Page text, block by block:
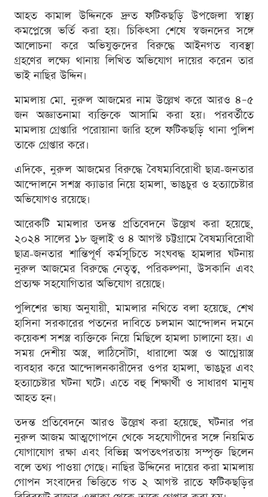
আহত কামাল উদ্দিনকে দ্রুত ফটিকছড়ি উপজেলা স্বাস্থ্য
কমপ্লেক্সে ভর্তি করা হয়। চিকিৎসা শেষে স্বজনদের সঙ্গে
আলোচনা করে অভিযুক্তদের বিরুদ্ধে আইনগত ব্যবস্থা
গ্রহণের লক্ষ্যে থানায় লিখিত অভিযোগ দায়ের করেন তার
ভাই নাছির উদ্দিন।
মামলায় মো. নুরুল আজমের নাম উল্লেখ করে আরও ৪–৫
জন অজ্ঞাতনামা ব্যক্তিকে আসামি করা হয়। পরবর্তীতে
মামলায় গ্রেপ্তারি পরোয়ানা জারি হলে ফটিকছড়ি থানা পুলিশ
তাকে গ্রেপ্তার করে।
এদিকে, নুরুল আজমের বিরুদ্ধে বৈষম্যবিরোধী ছাত্র-জনতার
আন্দোলনে সশস্ত্র ক্যাডার নিয়ে হামলা, ভাঙচুর ও হত্যাচেষ্টার
অভিযোগও রয়েছে।
আরেকটি মামলার তদন্ত প্রতিবেদনে উল্লেখ করা হয়েছে,
২০২৪ সালের ১৮ জুলাই ও ৪ আগস্ট চট্টগ্রামে বৈষম্যবিরোধী
ছাত্র-জনতার শান্তিপূর্ণ কর্মসূচিতে সংঘবদ্ধ হামলার ঘটনায়
নুরুল আজমের বিরুদ্ধে নেতৃত্ব, পরিকল্পনা, উসকানি এবং
প্রত্যক্ষ সহযোগিতার অভিযোগ রয়েছে।
পুলিশের ভাষ্য অনুযায়ী, মামলার নথিতে বলা হয়েছে, শেখ
হাসিনা সরকারের পতনের দাবিতে চলমান আন্দোলন দমনে
কয়েকশ সশস্ত্র ব্যক্তিকে নিয়ে মিছিলে হামলা চালানো হয়। এ
সময় দেশীয় অস্ত্র, লাঠিসোঁটা, ধারালো অস্ত্র ও আগ্নেয়াস্ত্র
ব্যবহার করে আন্দোলনকারীদের ওপর হামলা, ভাঙচুর এবং
হত্যাচেষ্টার ঘটনা ঘটে। এতে বহু শিক্ষার্থী ও সাধারণ মানুষ
আহত হন।
তদন্ত প্রতিবেদনে আরও উল্লেখ করা হয়েছে, ঘটনার পর
নুরুল আজম আত্মগোপনে থেকে সহযোগীদের সঙ্গে নিয়মিত
যোগাযোগ রক্ষা এবং বিভিন্ন অপতৎপরতায় সম্পৃক্ত ছিলেন
বলে তথ্য পাওয়া গেছে। নাছির উদ্দিনের দায়ের করা মামলায়
গোপন সংবাদের ভিত্তিতে গত ২ আগস্ট রাতে ফটিকছড়ির